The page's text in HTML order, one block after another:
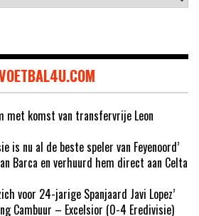
met komst van transfervrije Leon
is nu al de beste speler van Feyenoord’
Barca en verhuurd hem direct aan Celta
voor 24-jarige Spanjaard Javi Lopez’
Cambuur – Excelsior (0-4 Eredivisie)